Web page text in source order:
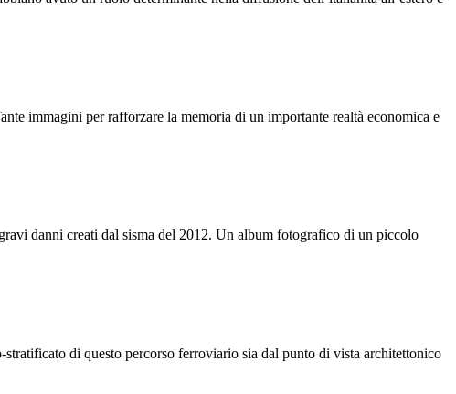
immagini per rafforzare la memoria di un importante realtà economica e
danni creati dal sisma del 2012. Un album fotografico di un piccolo
di questo percorso ferroviario sia dal punto di vista architettonico